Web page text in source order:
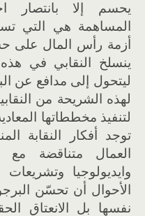
يحسم إلا بانتصار
المساهمة هي التي
أزمة رأس المال على
ينسلخ النقابي في
ليتحول إلى مدافع عن
لهذه الشريحة من
لتنفيذ مخططاتها
توجد أفكار النقابة
العمال متناقضة مع
وايديولوجيا
الأحوال أن تحسّن
نفسها بل الانعتاق